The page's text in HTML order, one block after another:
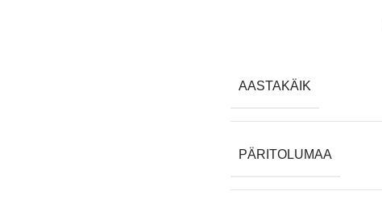
AASTAKÄIK
PÄRITOLUMAA